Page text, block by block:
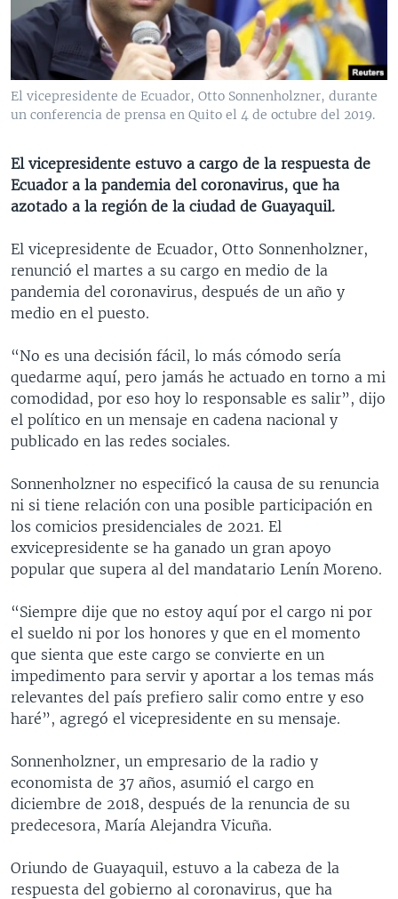
VENEZUELA
BRASIL
NICARAGUA
ECONOMÍA
ENTRETENIMIENTO Y CULTURA
TECNOLOGÍA
DEPORTES
MULTIMEDIA
VIDEOS
FOTOGRAFÍA
AUDIOS
PROGRAMAS TV
EL MUNDO AL DÍA
FORO INTERAMERICANO
LAS CLAVES
PANORAMA
RADIO
AVANCE INFORMATIVO
BUENOS DÍAS AMÉRICA
ESTADOS UNIDOS AL DÍA
FORO [RADIO]
DEPORTIVO INTERNACIONAL
ENTRETENIMIENTO
DIRECT
Learning English
Idiomas
El vicepresidente de Ecuador, Otto Sonnenholzner, durante
un conferencia de prensa en Quito el 4 de octubre del 2019.
El vicepresidente estuvo a cargo de la respuesta de
Ecuador a la pandemia del coronavirus, que ha
azotado a la región de la ciudad de Guayaquil.
El vicepresidente de Ecuador, Otto Sonnenholzner,
renunció el martes a su cargo en medio de la
pandemia del coronavirus, después de un año y
medio en el puesto.
“No es una decisión fácil, lo más cómodo sería
quedarme aquí, pero jamás he actuado en torno a mi
comodidad, por eso hoy lo responsable es salir”, dijo
el político en un mensaje en cadena nacional y
publicado en las redes sociales.
Sonnenholzner no especificó la causa de su renuncia
ni si tiene relación con una posible participación en
los comicios presidenciales de 2021. El
exvicepresidente se ha ganado un gran apoyo
popular que supera al del mandatario Lenín Moreno.
“Siempre dije que no estoy aquí por el cargo ni por
el sueldo ni por los honores y que en el momento
que sienta que este cargo se convierte en un
impedimento para servir y aportar a los temas más
relevantes del país prefiero salir como entre y eso
haré”, agregó el vicepresidente en su mensaje.
Sonnenholzner, un empresario de la radio y
economista de 37 años, asumió el cargo en
diciembre de 2018, después de la renuncia de su
predecesora, María Alejandra Vicuña.
Oriundo de Guayaquil, estuvo a la cabeza de la
respuesta del gobierno al coronavirus, que ha